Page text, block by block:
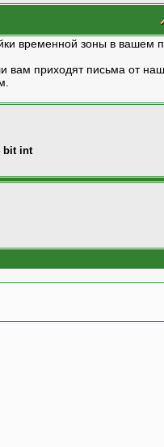
временной зоны в
вам приходят письма от
bit int